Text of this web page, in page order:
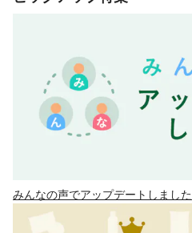
みんなの声でアップデートしました